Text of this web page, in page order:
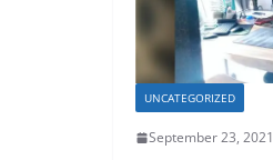
UNCATEGORIZED
September 23, 2021